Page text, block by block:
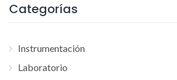
Categorías
Instrumentación
Laboratorio